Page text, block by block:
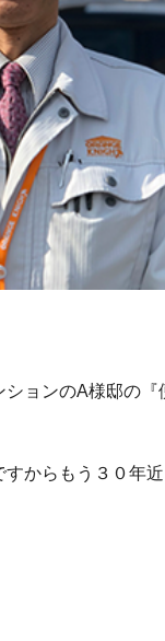
ョンのA様邸の
からもう３０年